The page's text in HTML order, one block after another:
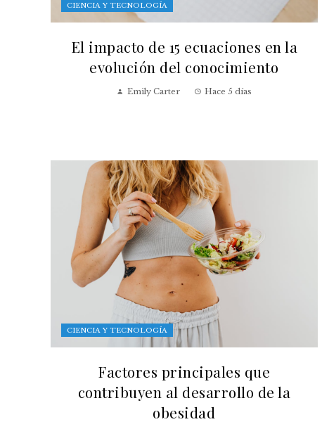
CIENCIA Y TECNOLOGÍA
El impacto de 15 ecuaciones en la
evolución del conocimiento
Emily Carter Hace 5 días
CIENCIA Y TECNOLOGÍA
Factores principales que
contribuyen al desarrollo de la
obesidad